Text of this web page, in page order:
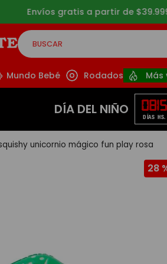
Envíos gratis a partir de
BUSCAR
Mundo Bebé Rodados Más
DÍA DEL NIÑO 08
DÍAS HS.
unicornio mágico fun play rosa
28